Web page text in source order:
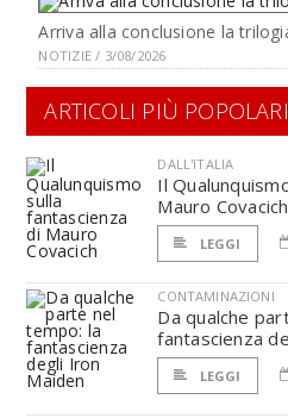
Arriva alla conclusione la
NOTIZIE / 3/08/2026
ARTICOLI PIÙ POPOLARI
DALL'ITALIA
Il
Mauro Covacich
LEGGI
CONTAMINAZIONI
Da qualche
fantascienza
LEGGI